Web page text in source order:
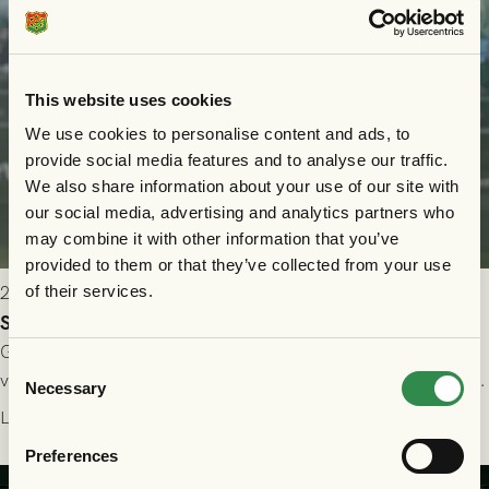
This website uses cookies
We use cookies to personalise content and ads, to
provide social media features and to analyse our traffic.
We also share information about your use of our site with
our social media, advertising and analytics partners who
may combine it with other information that you’ve
provided to them or that they’ve collected from your use
of their services.
Selection
Necessary
Preferences
2026-07-24 16:40
Seger i första kvalmatchen mot FC Nordsjælland
GAIS dominerade i första halvlek och skapade fler chanser,
välförtjänt fick de in ett ledningsmål strax innan halvtid. Efter
halvtidsvilan sjönk tempot när Nordsjälland tilläts ha mer av
bollen, men GAIS försvarade sig disciplinerat och säkrade en
seger! Matchfoto: Mikael Josefsson & Lasse Ekström
Läs mer